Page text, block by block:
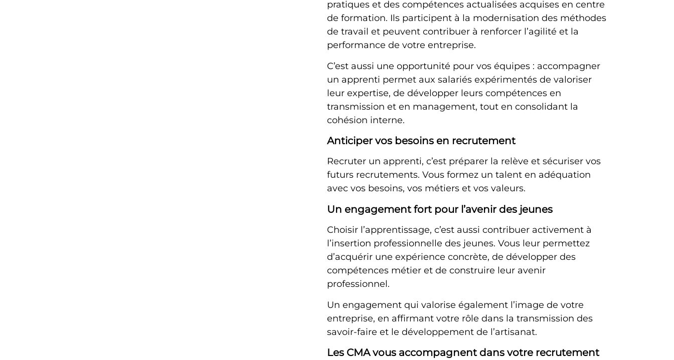
pratiques et des compétences actualisées acquises en centre
de formation. Ils participent à la modernisation des méthodes
de travail et peuvent contribuer à renforcer l’agilité et la
performance de votre entreprise.
C’est aussi une opportunité pour vos équipes : accompagner
un apprenti permet aux salariés expérimentés de valoriser
leur expertise, de développer leurs compétences en
transmission et en management, tout en consolidant la
cohésion interne.
Anticiper vos besoins en recrutement
Recruter un apprenti, c’est préparer la relève et sécuriser vos
futurs recrutements. Vous formez un talent en adéquation
avec vos besoins, vos métiers et vos valeurs.
Un engagement fort pour l’avenir des jeunes
Choisir l’apprentissage, c’est aussi contribuer activement à
l’insertion professionnelle des jeunes. Vous leur permettez
d’acquérir une expérience concrète, de développer des
compétences métier et de construire leur avenir
professionnel.
Un engagement qui valorise également l’image de votre
entreprise, en affirmant votre rôle dans la transmission des
savoir-faire et le développement de l’artisanat.
Les CMA vous accompagnent dans votre recrutement